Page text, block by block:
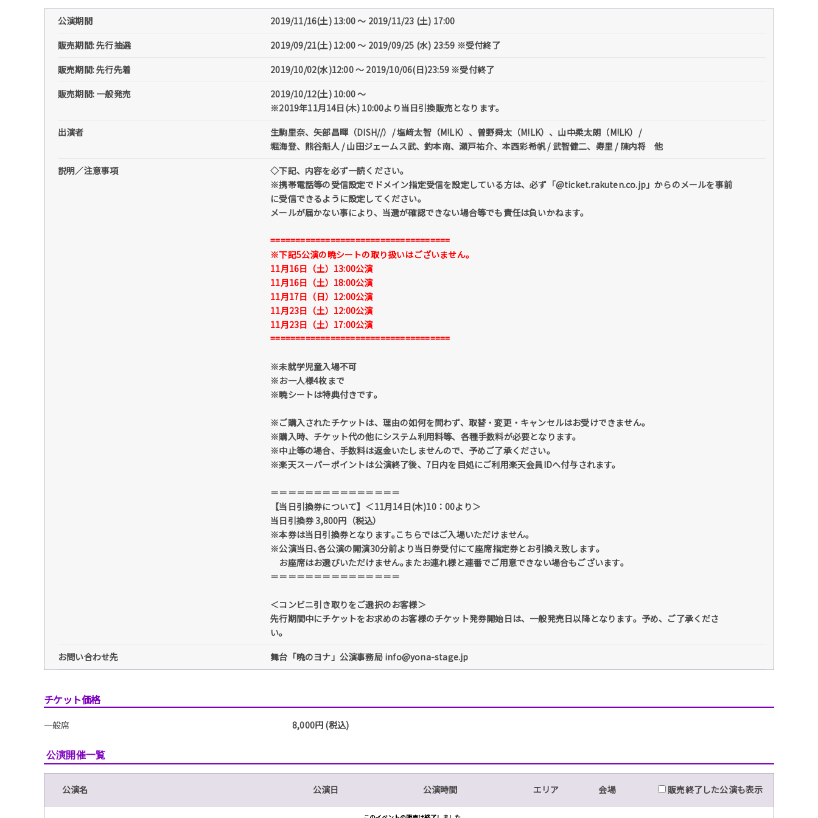
公演期間
2019/11/16(土) 13:00 〜 2019/11/23 (土) 17:00
販売期間: 先行抽選
2019/09/21(土) 12:00 〜 2019/09/25 (水) 23:59 ※受付終了
販売期間: 先行先着
2019/10/02(水)12:00 ～ 2019/10/06(日)23:59 ※受付終了
販売期間: 一般発売
2019/10/12(土) 10:00 〜
※2019年11月14日(木) 10:00より当日引換販売となります。
出演者
生駒里奈、矢部昌暉（DISH//）/ 塩﨑太智（M!LK）、曽野舜太（M!LK）、山中柔太朗（M!LK）/
堀海登、熊谷魁人 / 山田ジェームス武、釣本南、瀬戸祐介、本西彩希帆 / 武智健二、寿里 / 陳内将 他
説明／注意事項
◇下記、内容を必ず一読ください。
※携帯電話等の受信設定でドメイン指定受信を設定している方は、必ず「@ticket.rakuten.co.jp」からのメールを事前
に受信できるように設定してください。
メールが届かない事により、当選が確認できない場合等でも責任は負いかねます。
====================================
※下記5公演の暁シートの取り扱いはございません。
11月16日（土）13:00公演
11月16日（土）18:00公演
11月17日（日）12:00公演
11月23日（土）12:00公演
11月23日（土）17:00公演
====================================
※未就学児童入場不可
※お一人様4枚まで
※暁シートは特典付きです。
※ご購入されたチケットは、理由の如何を問わず、取替・変更・キャンセルはお受けできません。
※購入時、チケット代の他にシステム利用料等、各種手数料が必要となります。
※中止等の場合、手数料は返金いたしませんので、予めご了承ください。
※楽天スーパーポイントは公演終了後、7日内を目処にご利用楽天会員IDへ付与されます。
＝＝＝＝＝＝＝＝＝＝＝＝＝＝＝
【当日引換券について】＜11月14日(木)10：00より＞
当日引換券 3,800円（税込）
※本券は当日引換券となります｡こちらではご入場いただけません｡
※公演当日､各公演の開演30分前より当日券受付にて座席指定券とお引換え致します｡
お座席はお選びいただけません｡またお連れ様と連番でご用意できない場合もございます｡
＝＝＝＝＝＝＝＝＝＝＝＝＝＝＝
＜コンビニ引き取りをご選択のお客様＞
先行期間中にチケットをお求めのお客様のチケット発券開始日は、一般発売日以降となります。予め、ご了承くださ
い。
お問い合わせ先
舞台「暁のヨナ」公演事務局 info@yona-stage.jp
チケット価格
一般席 8,000円 (税込)
公演開催一覧
公演名 公演日 公演時間 エリア 会場 販売終了した公演も表示